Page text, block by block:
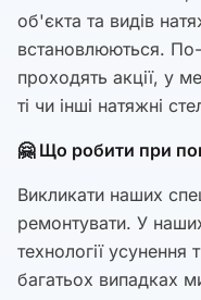
об'єкта та видів
встановлюються.
проходять акції, у
ті чи інші натяжні
🤗 Що робити при
Викликати наших
ремонтувати. У
технології
багатьох випадках